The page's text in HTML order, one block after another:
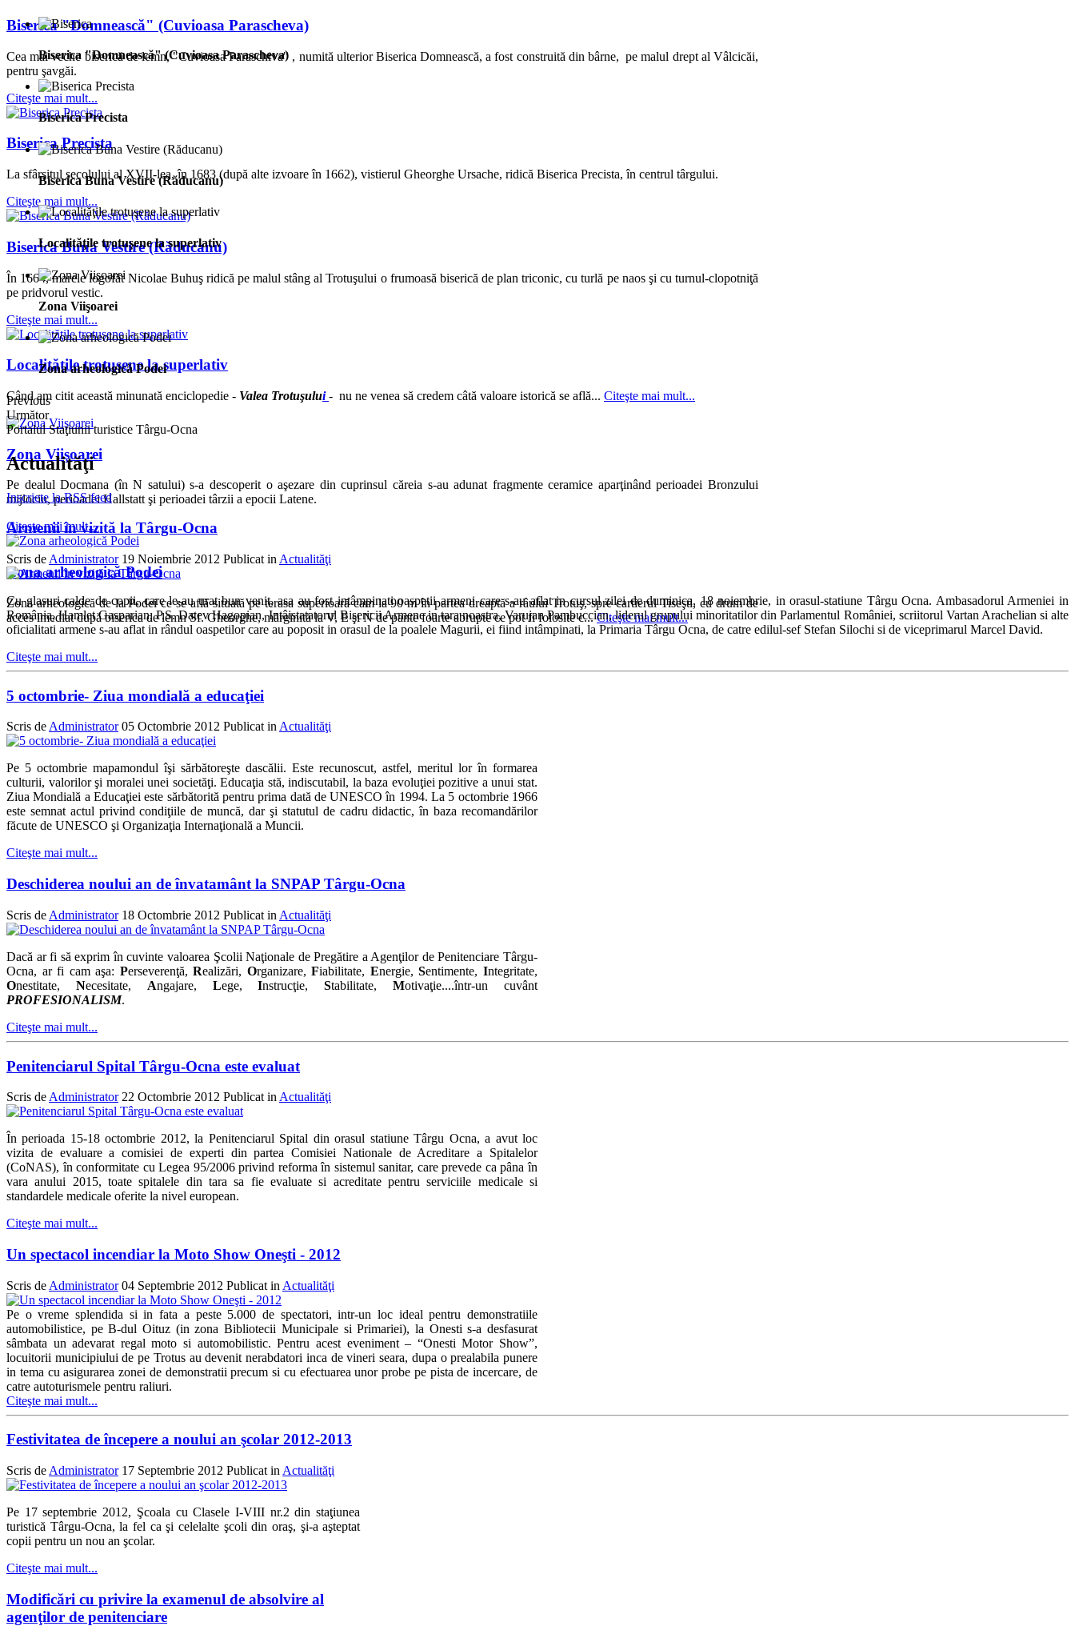
Biserica "Domnească" (Cuvioasa Parascheva)
Cea mai veche biserică de lemn, "Cuvioasa Paraschiva" , numită ulterior Biserica Domnească, a fost construită din bârne, pe malul drept al Vâlcicăi,
pentru şavgăi.
Citeşte mai mult...
Biserica Precista
La sfârşitul secolului al XVII-lea, în 1683 (după alte izvoare în 1662), vistierul Gheorghe Ursache, ridică Biserica Precista, în centrul târgului.
Citeşte mai mult...
Biserica Buna Vestire (Răducanu)
În 1664, marele logofăt Nicolae Buhuş ridică pe malul stâng al Trotuşului o frumoasă biserică de plan triconic, cu turlă pe naos şi cu turnul-clopotniţă
pe pridvorul vestic.
Citeşte mai mult...
Localităţile trotuşene la superlativ
Când am citit această minunată enciclopedie - Valea Trotuşului - nu ne venea să credem câtă valoare istorică se află... Citeşte mai mult...
Zona Viişoarei
Pe dealul Docmana (în N satului) s-a descoperit o aşezare din cuprinsul căreia s-au adunat fragmente ceramice aparţinând perioadei Bronzului
mijlociu, perioadei Hallstatt şi perioadei târzii a epocii Latene.
Citeşte mai mult...
Zona arheologică Podei
Zona arheologică de la Podei ce se află situată pe terasa superioară cam la 90 m în partea dreaptă a râului Trotuş, spre cartierul Tiseşti, cu drum de
acces imediat după biserica de lemn Sf. Gheorghe, mărginită la V, E şi N de pante foarte abrupte ce pot fi folosite c...Citeşte mai mult...
Biserica "Domnească" (Cuvioasa Parascheva)
Biserica Precista
Biserica Buna Vestire (Răducanu)
Localităţile trotuşene la superlativ
Zona Viişoarei
Zona arheologică Podei
Previous
Următor
Portalul Staţiunii turistice Târgu-Ocna
Actualităţi
Inscriete la RSS feed
Armenii în vizită la Târgu-Ocna
Scris de Administrator 19 Noiembrie 2012 Publicat in Actualităţi
Cu glasuri calde de copii, care le-au urat bun venit, asa au fost intâmpinati oaspetii armeni care s-au aflat in cursul zilei de duminica, 18 noiembrie, in orasul-statiune Târgu Ocna. Ambasadorul Armeniei in
România, Hamlet Gasparian, P.S. Datev Hagopian, Intâistatatorul Bisericii Armene in tara noastra, Varujan Pambuccian, liderul grupului minoritatilor din Parlamentul României, scriitorul Vartan Arachelian si alte
oficialitati armene s-au aflat in rândul oaspetilor care au poposit in orasul de la poalele Magurii, ei fiind intâmpinati, la Primaria Târgu Ocna, de catre edilul-sef Stefan Silochi si de viceprimarul Marcel David.
Citeşte mai mult...
5 octombrie- Ziua mondială a educaţiei
Scris deAdministrator 05 Octombrie 2012 Publicat inActualităţi
Pe 5 octombrie mapamondul îşi sărbătoreşte dascălii. Este recunoscut, astfel, meritul lor în formarea
culturii, valorilor şi moralei unei societăţi. Educaţia stă, indiscutabil, la baza evoluţiei pozitive a unui stat.
Ziua Mondială a Educaţiei este sărbătorită pentru prima dată de UNESCO în 1994. La 5 octombrie 1966
este semnat actul privind condiţiile de muncă, dar şi statutul de cadru didactic, în baza recomandărilor
făcute de UNESCO şi Organizaţia Internaţională a Muncii.
Citeşte mai mult...
Deschiderea noului an de învatamânt la SNPAP Târgu-Ocna
Scris de Administrator 18 Octombrie 2012 Publicat in Actualităţi
Dacă ar fi să exprim în cuvinte valoarea Şcolii Naţionale de Pregătire a Agenţilor de Penitenciare Târgu-
Ocna, ar fi cam aşa: Perseverenţă,Realizări, Organizare,Fiabilitate, Energie,Sentimente,Integritate,
Onestitate, Necesitate, Angajare, Lege,Instrucţie,Stabilitate,Motivaţie....într-un cuvânt
PROFESIONALISM.
Citeşte mai mult...
Penitenciarul Spital Târgu-Ocna este evaluat
Scris de Administrator 22 Octombrie 2012 Publicat in Actualităţi
În perioada 15-18 octombrie 2012, la Penitenciarul Spital din orasul statiune Târgu Ocna, a avut loc
vizita de evaluare a comisiei de experti din partea Comisiei Nationale de Acreditare a Spitalelor
(CoNAS), în conformitate cu Legea 95/2006 privind reforma în sistemul sanitar, care prevede ca pâna în
vara anului 2015, toate spitalele din tara sa fie evaluate si acreditate pentru serviciile medicale si
standardele medicale oferite la nivel european.
Citeşte mai mult...
Un spectacol incendiar la Moto Show Oneşti - 2012
Scris de Administrator 04 Septembrie 2012 Publicat in Actualităţi
Pe o vreme splendida si in fata a peste 5.000 de spectatori, intr-un loc ideal pentru demonstratiile
automobilistice, pe B-dul Oituz (in zona Bibliotecii Municipale si Primariei), la Onesti s-a desfasurat
sâmbata un adevarat regal moto si automobilistic. Pentru acest eveniment – “Onesti Motor Show”,
locuitorii municipiului de pe Trotus au devenit nerabdatori inca de vineri seara, dupa o prealabila punere
in tema cu asigurarea zonei de demonstratii precum si cu efectuarea unor probe pe pista de incercare, de
catre autoturismele pentru raliuri.
Citeşte mai mult...
Festivitatea de începere a noului an şcolar 2012-2013
Scris de Administrator 17 Septembrie 2012 Publicat in Actualităţi
Pe 17 septembrie 2012, Şcoala cu Clasele I-VIII nr.2 din staţiunea
turistică Târgu-Ocna, la fel ca şi celelalte şcoli din oraş, şi-a aşteptat
copii pentru un nou an şcolar.
Citeşte mai mult...
Modificări cu privire la examenul de absolvire al
agenţilor de penitenciare